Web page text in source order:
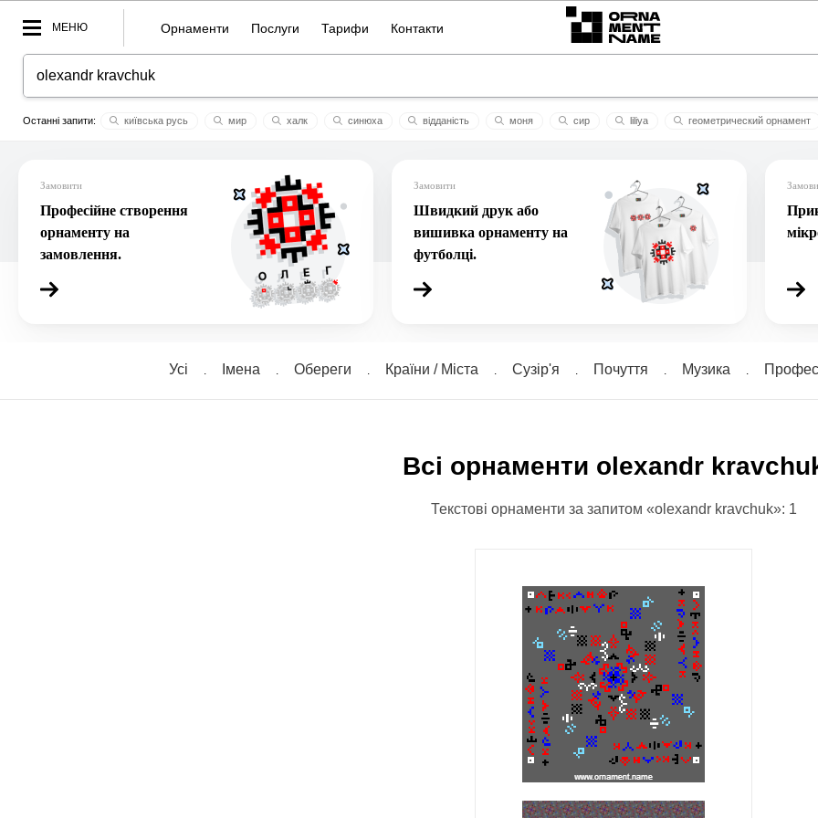
МЕНЮ Орнаменти Послуги Тарифи Контакти
київська русь мир халк синюха відданість моня сир liliya
геометрический орнамент
Замовити
Професійне створення
орнаменту на
замовлення.
Замовити
Швидкий друк або
вишивка орнаменту на
футболці.
Усі Імена Обереги Країни / Міста Сузiр'я Почуття Музика
Всі орнаменти olexandr
Текстові орнаменти за запитом «olexandr kravchuk»: 1